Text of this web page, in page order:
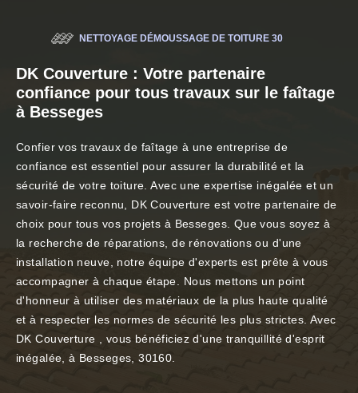
NETTOYAGE DÉMOUSSAGE DE TOITURE 30
DK Couverture : Votre partenaire
confiance pour tous travaux sur le faîtage
à Besseges
Confier vos travaux de faîtage à une entreprise de
confiance est essentiel pour assurer la durabilité et la
sécurité de votre toiture. Avec une expertise inégalée et un
savoir-faire reconnu, DK Couverture est votre partenaire de
choix pour tous vos projets à Besseges. Que vous soyez à
la recherche de réparations, de rénovations ou d'une
installation neuve, notre équipe d'experts est prête à vous
accompagner à chaque étape. Nous mettons un point
d'honneur à utiliser des matériaux de la plus haute qualité
et à respecter les normes de sécurité les plus strictes. Avec
DK Couverture , vous bénéficiez d'une tranquillité d'esprit
inégalée, à Besseges, 30160.